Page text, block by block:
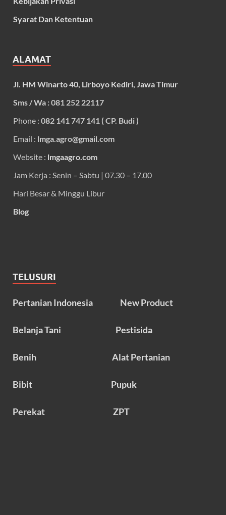
Syarat Dan Ketentuan
ALAMAT
Jl. HM Winarto 40, Lirboyo Kediri, Jawa Timur
Sms / Wa : 081 252 22117
Phone : 082 141 747 141 ( CP. Budi )
Email : lmga.agro@gmail.com
Website : lmgaagro.com
Jam Kerja : Senin – Sabtu | 07.30 – 17.00
Hari Besar & Minggu Libur
Blog
TELUSURI
Pertanian Indonesia New Product
Belanja Tani Pestisida
Benih Alat Pertanian
Bibit Pupuk
Perekat ZPT